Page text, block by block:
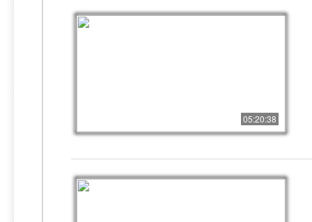
05:20:38